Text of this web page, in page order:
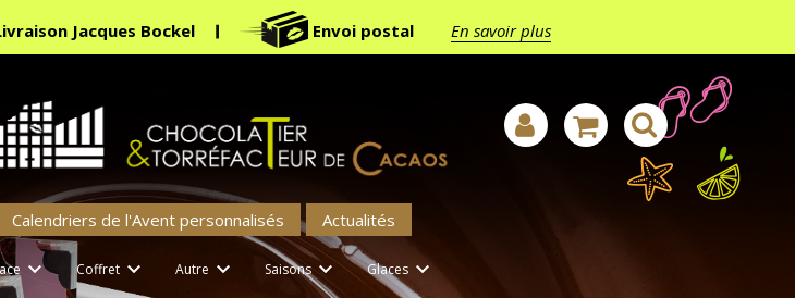
Jacques Bockel Envoi postal En savoir plus
Calendriers de l'Avent personnalisés Actualités
 
Coffret 
Autre 
Saisons 
Glaces